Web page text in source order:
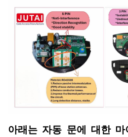
아래는 자동 문에 대한 마